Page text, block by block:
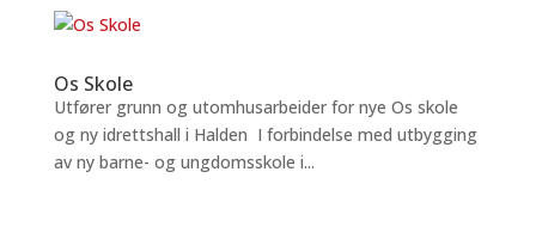
Os Skole
Utfører grunn og utomhusarbeider for nye Os skole
og ny idrettshall i Halden I forbindelse med utbygging
av ny barne- og ungdomsskole i...